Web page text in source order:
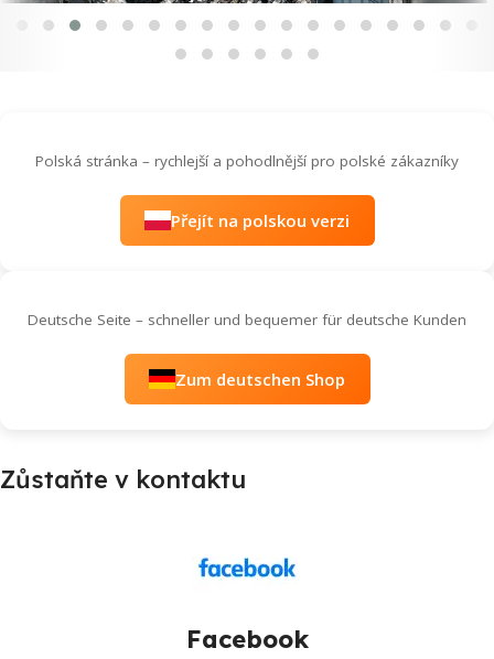
Polská stránka – rychlejší a pohodlnější pro polské zákazníky
Přejít na polskou verzi
Deutsche Seite – schneller und bequemer für deutsche Kunden
Zum deutschen Shop
Zůstaňte v kontaktu
Facebook